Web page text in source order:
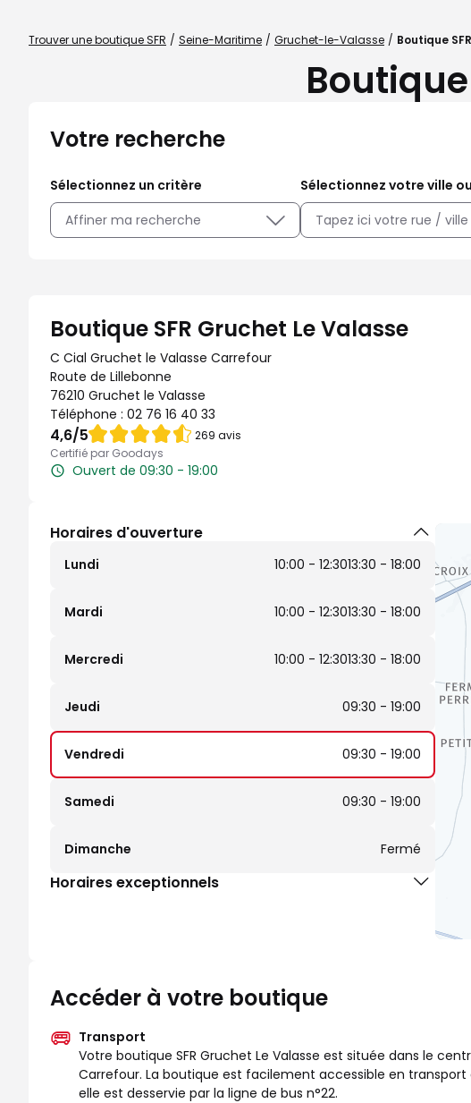
Trouver une boutique SFR Seine-Maritime Gruchet-le-Valasse Boutique
Votre recherche
Sélectionnez un critère
Affiner ma recherche
Sélectionnez votre ville
Boutique SFR Gruchet Le Valasse
C Cial Gruchet le Valasse Carrefour
Route de Lillebonne
76210 Gruchet le Valasse
Téléphone : 02 76 16 40 33
4,6/5Note de 4.6 sur 5
269 avis
Certifié par Goodays
Ouvert de 09:30 - 19:00
Horaires d'ouverture
Lundi 10:00 - 12:3013:30 - 18:00
Mardi 10:00 - 12:3013:30 - 18:00
Mercredi 10:00 - 12:3013:30 - 18:00
Jeudi 09:30 - 19:00
Vendredi 09:30 - 19:00
Samedi 09:30 - 19:00
Dimanche Fermé
Horaires exceptionnels
Accéder à votre boutique
Transport
Votre boutique SFR Gruchet Le Valasse est située dans le
Carrefour. La boutique est facilement accessible en
elle est desservie par la ligne de bus n°22.